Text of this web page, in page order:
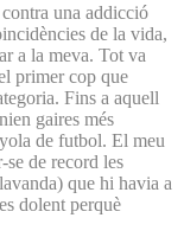
una addicció
de la vida,
a la meva. Tot va
primer cop que
Fins a aquell
gaires més
de futbol. El meu
se de record les
que hi havia a
dolent perquè